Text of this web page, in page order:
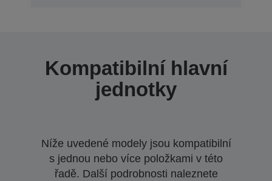
Kompatibilní hlavní
jednotky
Níže uvedené modely jsou kompatibilní
s jednou nebo více položkami v této
řadě. Další podrobnosti naleznete